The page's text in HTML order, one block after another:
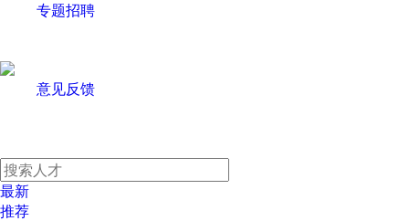
专题招聘
意见反馈
最新
推荐